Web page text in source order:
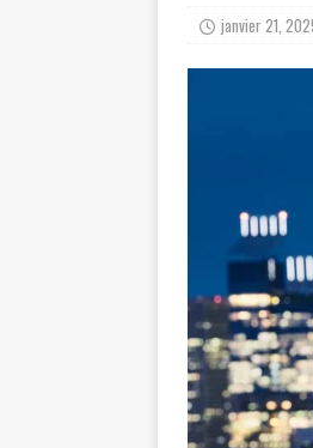
janvier 21,